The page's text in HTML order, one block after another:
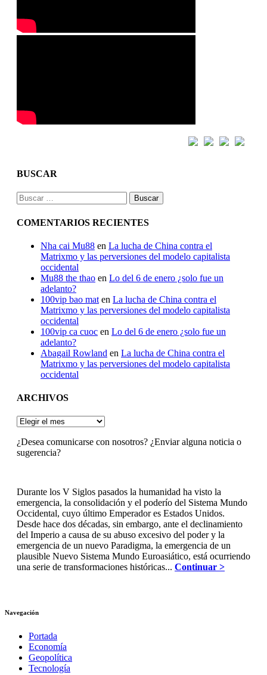
BUSCAR
Buscar:
COMENTARIOS RECIENTES
Nha cai Mu88 en La lucha de China contra el
Matrixmo y las perversiones del modelo capitalista
occidental
Mu88 the thao en Lo del 6 de enero ¿solo fue un
adelanto?
100vip bao mat en La lucha de China contra el
Matrixmo y las perversiones del modelo capitalista
occidental
100vip ca cuoc en Lo del 6 de enero ¿solo fue un
adelanto?
Abagail Rowland en La lucha de China contra el
Matrixmo y las perversiones del modelo capitalista
occidental
ARCHIVOS
ARCHIVOS
¿Desea comunicarse con nosotros? ¿Enviar alguna noticia o
sugerencia?
Durante los V Siglos pasados la humanidad ha visto la
emergencia, la consolidación y el poderío del Sistema Mundo
Occidental, cuyo último Emperador es Estados Unidos.
Desde hace dos décadas, sin embargo, ante el declinamiento
del Imperio a causa de su abuso excesivo del poder y la
emergencia de un nuevo Paradigma, la emergencia de un
plausible Nuevo Sistema Mundo Euroasiático, está ocurriendo
una serie de transformaciones históricas... Continuar >
Navegación
Portada
Economía
Geopolítica
Tecnología